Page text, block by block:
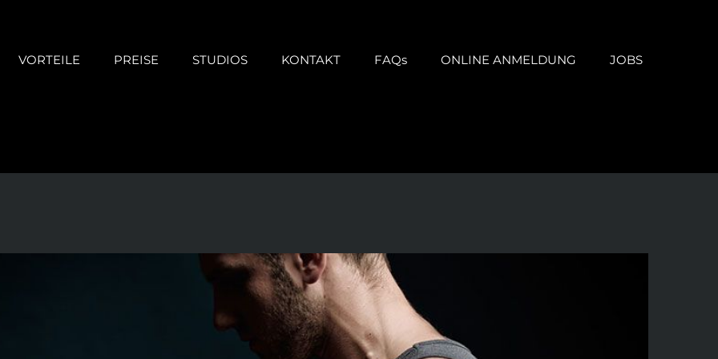
VORTEILE PREISE STUDIOS KONTAKT FAQs ONLINE ANMELDUNG JOBS